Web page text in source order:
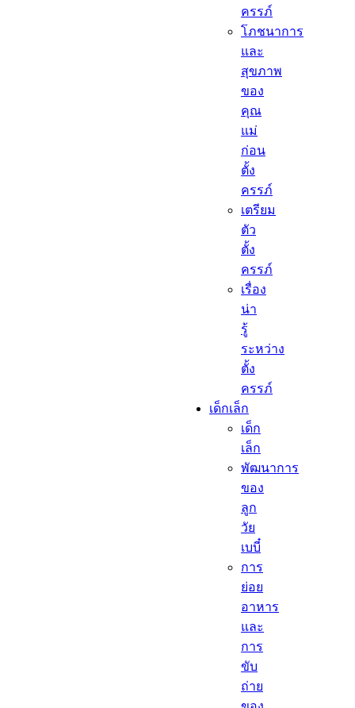
ครรภ์​
โภชนาการ
และ
สุขภาพ
ของ
คุณ
แม่
ก่อน
ตั้ง
ครรภ์
เตรียม
ตัว
ตั้ง
ครรภ์
เรื่อง
น่า
รู้
ระหว่าง
ตั้ง
ครรภ์
เด็กเล็ก​
เด็ก
เล็ก​
พัฒนาการ
ของ
ลูก
วัย
เบบี๋
การ
ย่อย
อาหาร
และ
การ
ขับ
ถ่าย